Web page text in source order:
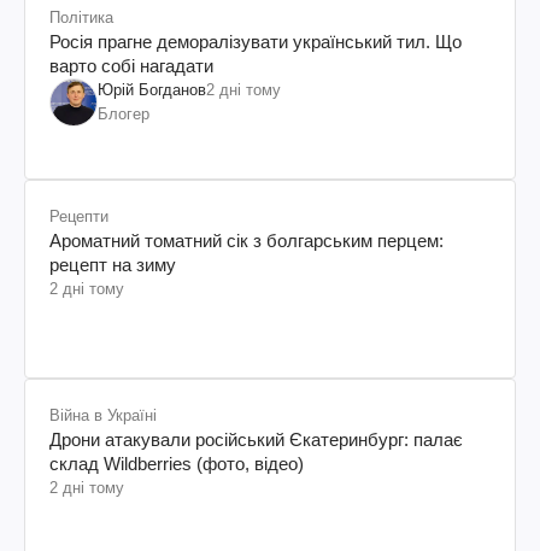
Політика
Росія прагне деморалізувати український тил. Що
варто собі нагадати
Юрій Богданов2 дні тому
Блогер
Рецепти
Ароматний томатний сік з болгарським перцем:
рецепт на зиму
2 дні тому
Війна в Україні
Дрони атакували російський Єкатеринбург: палає
склад Wildberries (фото, відео)
2 дні тому